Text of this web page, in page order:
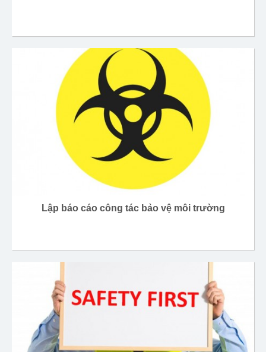
Lập báo cáo công tác bảo vệ môi trường